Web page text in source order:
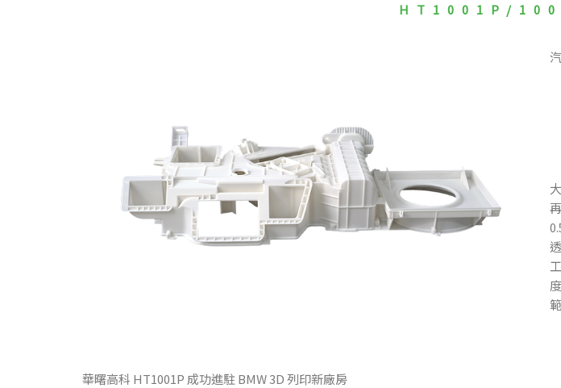
HT1001P/
華曙高科 HT1001P 成功進駐 BMW 3D 列印新廠房